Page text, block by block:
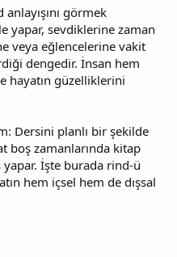
görmek
yapar, sevdiklerine zaman
veya eğlencelerine vakit
dengedir. İnsan hem
hayatın güzelliklerini
Dersini planlı bir şekilde
boş zamanlarında kitap
İşte burada rind-ü
hem içsel hem de dışsal